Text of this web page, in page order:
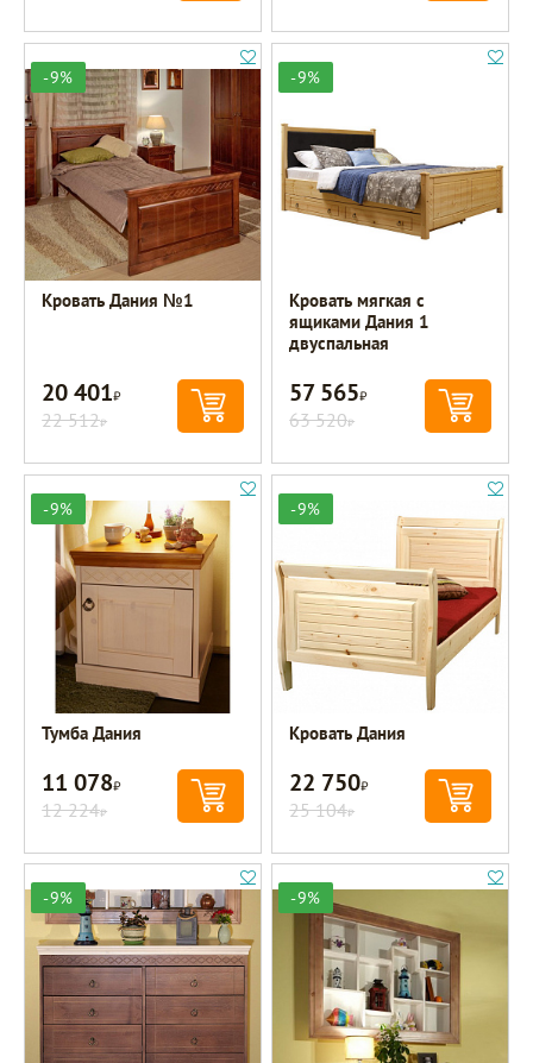
-9%
Кровать Дания №1
20 401Р
22 512Р
-9%
Кровать мягкая с
ящиками Дания 1
двуспальная
57 565Р
63 520Р
-9%
Тумба Дания
11 078Р
12 224Р
-9%
Кровать Дания
22 750Р
25 104Р
-9% -9%